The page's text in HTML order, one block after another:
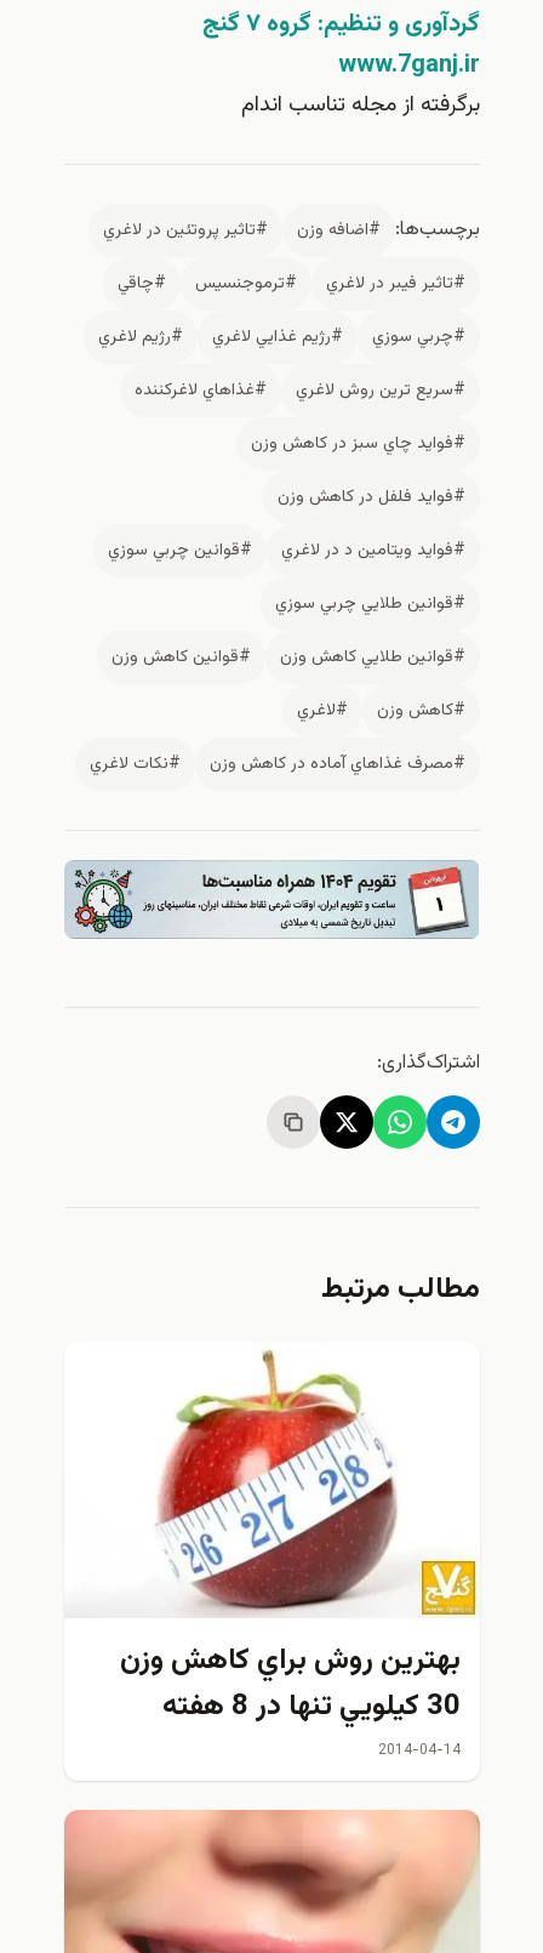
و تنظیم: گروه ۷ گنج
از مجله تناسب اندام
#اضافه وزن
#تاثير پروتئين در لاغري
فيبر در لاغري
#ترموجنسیس
#چاقي
#رژيم غذايي لاغري
#رژيم لاغري
ترين روش لاغري
#غذاهاي لاغركننده
چاي سبز در كاهش وزن
فلفل در كاهش وزن
ويتامين د در لاغري
#قوانين چربي سوزي
طلايي چربي سوزي
طلايي كاهش وزن
#قوانين كاهش وزن
#لاغري
غذاهاي آماده در كاهش وزن
#نكات لاغري
مرتبط
روش براي كاهش وزن